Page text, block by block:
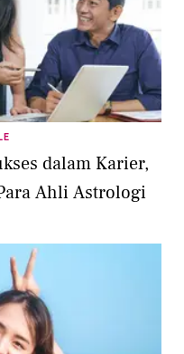
dalam Karier,
Ahli Astrologi